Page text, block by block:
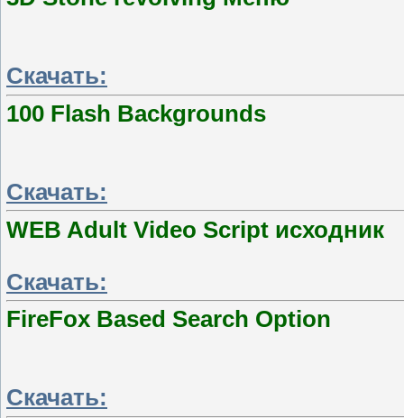
Скачать:
100 Flash Backgrounds
Скачать:
WEB Adult Video Script исходник
Скачать:
FireFox Based Search Option
Скачать: